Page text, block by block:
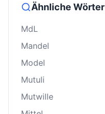
Ähnliche Wörter
MdL
Mandel
Model
Mutuli
Mutwille